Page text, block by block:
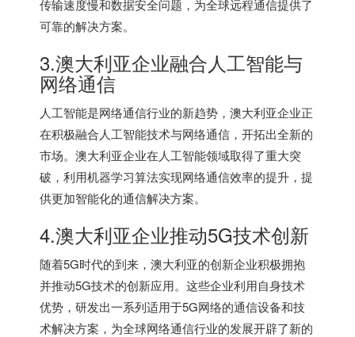
传输速度慢和数据安全问题，为全球远程通信提供了
可靠的解决方案。
3.澳大利亚企业融合人工智能与
网络通信
人工智能是网络通信行业的新趋势，澳大利亚企业正
在积极融合人工智能技术与网络通信，开拓出全新的
市场。澳大利亚企业在人工智能领域取得了重大突
破，利用机器学习算法实现网络通信效率的提升，提
供更加智能化的通信解决方案。
4.澳大利亚企业推动5G技术创新
随着5G时代的到来，澳大利亚的创新企业积极拥抱
并推动5G技术的创新应用。这些企业利用自身技术
优势，研发出一系列适用于5G网络的通信设备和技
术解决方案，为全球网络通信行业的发展开辟了新的